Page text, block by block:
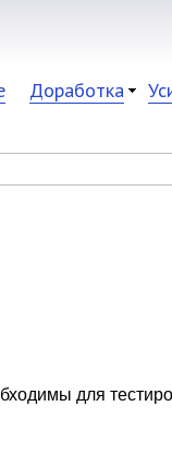
Доработка
для